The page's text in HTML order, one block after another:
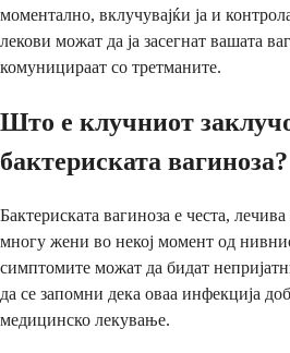
моментално, вклучувајќи ја и
лекови можат да ја засегнат вашата
комуницираат со третманите.
Што е клучниот
бактериската вагиноза?
Бактериската вагиноза е честа, лечива
многу жени во некој момент од
симптомите можат да бидат
да се запомни дека оваа инфекција
медицинско лекување.